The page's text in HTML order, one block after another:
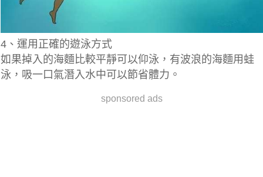
4、運用正確的遊泳方式
如果掉入的海麵比較平靜可以仰泳，有波浪的海麵用蛙
泳，吸一口氣潛入水中可以節省體力。
sponsored ads